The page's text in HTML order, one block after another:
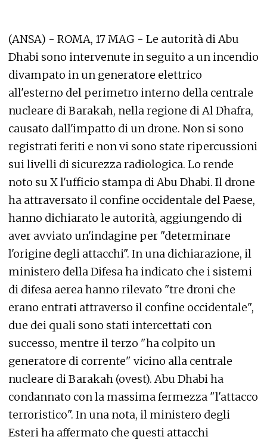
(ANSA) - ROMA, 17 MAG - Le autorità di Abu
Dhabi sono intervenute in seguito a un incendio
divampato in un generatore elettrico
all'esterno del perimetro interno della centrale
nucleare di Barakah, nella regione di Al Dhafra,
causato dall'impatto di un drone. Non si sono
registrati feriti e non vi sono state ripercussioni
sui livelli di sicurezza radiologica. Lo rende
noto su X l'ufficio stampa di Abu Dhabi. Il drone
ha attraversato il confine occidentale del Paese,
hanno dichiarato le autorità, aggiungendo di
aver avviato un'indagine per "determinare
l'origine degli attacchi". In una dichiarazione, il
ministero della Difesa ha indicato che i sistemi
di difesa aerea hanno rilevato "tre droni che
erano entrati attraverso il confine occidentale",
due dei quali sono stati intercettati con
successo, mentre il terzo "ha colpito un
generatore di corrente" vicino alla centrale
nucleare di Barakah (ovest). Abu Dhabi ha
condannato con la massima fermezza "l'attacco
terroristico". In una nota, il ministero degli
Esteri ha affermato che questi attacchi